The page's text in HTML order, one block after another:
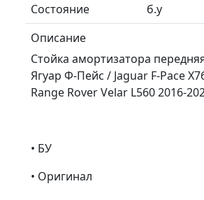
Состояние
б.у
Описание
Стойка амортизатора
Ягуар Ф-Пейс / Jaguar F-Pace
Range Rover Velar L560 2016-
• БУ
• Оригинал